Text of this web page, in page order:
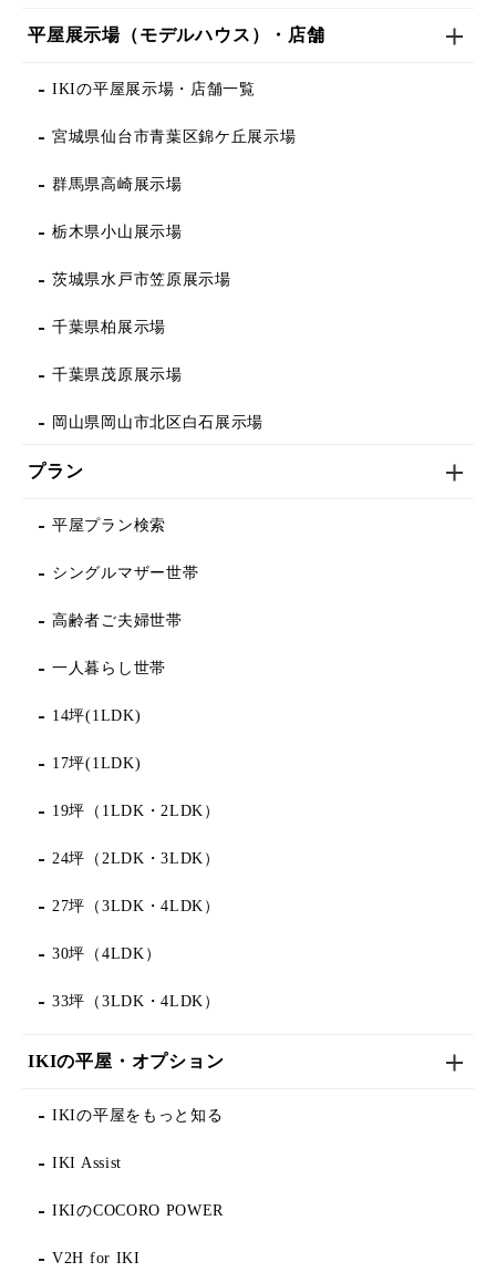
平屋展示場（モデルハウス）・店舗
IKIの平屋展示場・店舗一覧
宮城県仙台市青葉区錦ケ丘展示場
群馬県高崎展示場
栃木県小山展示場
茨城県水戸市笠原展示場
千葉県柏展示場
千葉県茂原展示場
岡山県岡山市北区白石展示場
プラン
平屋プラン検索
シングルマザー世帯
高齢者ご夫婦世帯
一人暮らし世帯
14坪(1LDK)
17坪(1LDK)
19坪（1LDK・2LDK）
24坪（2LDK・3LDK）
27坪（3LDK・4LDK）
30坪（4LDK）
33坪（3LDK・4LDK）
IKIの平屋・オプション
IKIの平屋をもっと知る
IKI Assist
IKIのCOCORO POWER
V2H for IKI